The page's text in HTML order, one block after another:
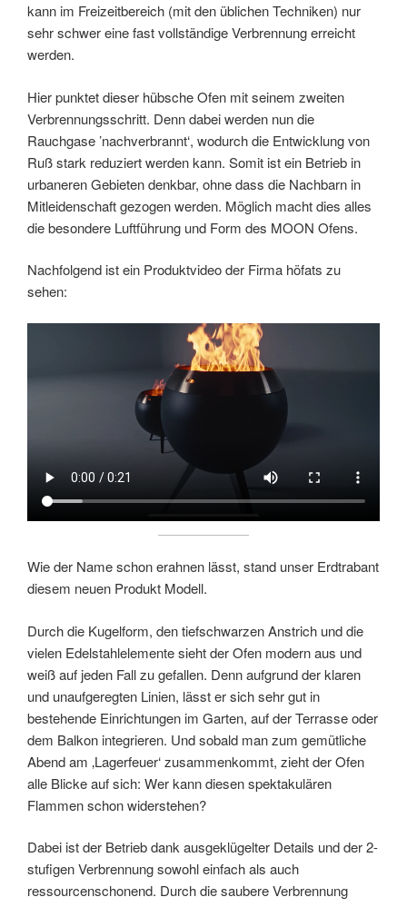
kann im Freizeitbereich (mit den üblichen Techniken) nur
sehr schwer eine fast vollständige Verbrennung erreicht
werden.
Hier punktet dieser hübsche Ofen mit seinem zweiten
Verbrennungsschritt. Denn dabei werden nun die
Rauchgase ’nachverbrannt‘, wodurch die Entwicklung von
Ruß stark reduziert werden kann. Somit ist ein Betrieb in
urbaneren Gebieten denkbar, ohne dass die Nachbarn in
Mitleidenschaft gezogen werden. Möglich macht dies alles
die besondere Luftführung und Form des MOON Ofens.
Nachfolgend ist ein Produktvideo der Firma höfats zu
sehen:
Wie der Name schon erahnen lässt, stand unser Erdtrabant
diesem neuen Produkt Modell.
Durch die Kugelform, den tiefschwarzen Anstrich und die
vielen Edelstahlelemente sieht der Ofen modern aus und
weiß auf jeden Fall zu gefallen. Denn aufgrund der klaren
und unaufgeregten Linien, lässt er sich sehr gut in
bestehende Einrichtungen im Garten, auf der Terrasse oder
dem Balkon integrieren. Und sobald man zum gemütliche
Abend am ‚Lagerfeuer‘ zusammenkommt, zieht der Ofen
alle Blicke auf sich: Wer kann diesen spektakulären
Flammen schon widerstehen?
Dabei ist der Betrieb dank ausgeklügelter Details und der 2-
stufigen Verbrennung sowohl einfach als auch
ressourcenschonend. Durch die saubere Verbrennung